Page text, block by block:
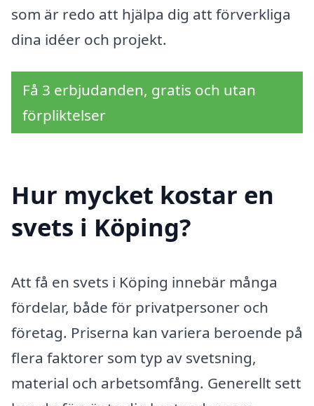
som är redo att hjälpa dig att förverkliga
dina idéer och projekt.
Få 3 erbjudanden, gratis och utan
förpliktelser
Hur mycket kostar en
svets i Köping?
Att få en svets i Köping innebär många
fördelar, både för privatpersoner och
företag. Priserna kan variera beroende på
flera faktorer som typ av svetsning,
material och arbetsomfång. Generellt sett